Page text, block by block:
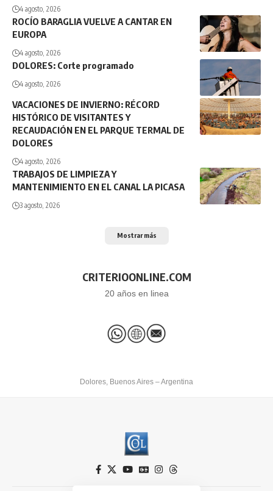
4 agosto, 2026
ROCÍO BARAGLIA VUELVE A CANTAR EN
EUROPA
4 agosto, 2026
DOLORES: Corte programado
4 agosto, 2026
VACACIONES DE INVIERNO: RÉCORD
HISTÓRICO DE VISITANTES Y
RECAUDACIÓN EN EL PARQUE TERMAL DE
DOLORES
4 agosto, 2026
TRABAJOS DE LIMPIEZA Y
MANTENIMIENTO EN EL CANAL LA PICASA
3 agosto, 2026
Mostrar más
CRITERIOONLINE.COM
20 años en linea
Dolores, Buenos Aires – Argentina